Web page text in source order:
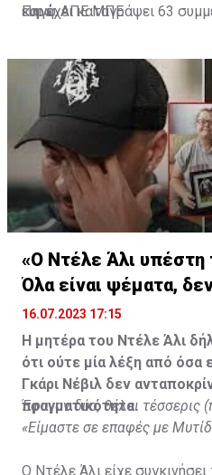
ευρώ.
και έχει καταγράψει 63
Πηγή: ΑΠΕ ΜΠΕ
«Ο Ντέλε Άλι
Όλα είναι ψέματα, δεν
υιοθετημένος»
16.07.2023 17:15
Η μητέρα του Ντέλε Άλι
ότι ούτε μία λέξη από όσα
Γκάρι Νέβιλ δεν
πραγματικότητα.
Έφυγαν δύο, θέλει τέσσερις
«Είμαστε σε επαφές με
Ο Ντέλε Άλι είχε